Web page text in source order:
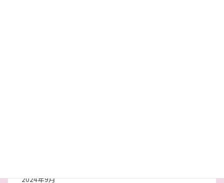
2024年9月